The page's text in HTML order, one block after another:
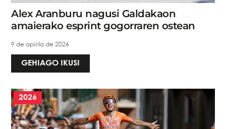
Alex Aranburu nagusi Galdakaon
amaierako esprint gogorraren ostean
9 de apirila de 2026
GEHIAGO IKUSI
2026